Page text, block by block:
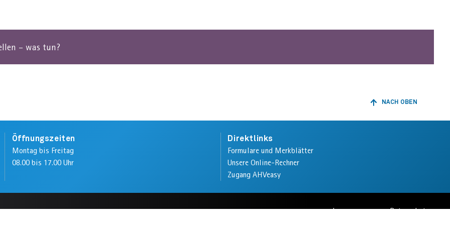
– was tun?
NACH OBEN
ZURÜCK
ANFANG
Öffnungszeiten
Montag bis Freitag
08.00 bis 17.00 Uhr
Direktlinks
Formulare und Merkblätter
Unsere Online-Rechner
Zugang AHVeasy
Impressum Datenschutz